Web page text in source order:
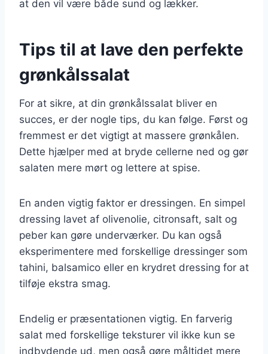
at den vil være både sund og lækker.
Tips til at lave den perfekte
grønkålssalat
For at sikre, at din grønkålssalat bliver en
succes, er der nogle tips, du kan følge. Først og
fremmest er det vigtigt at massere grønkålen.
Dette hjælper med at bryde cellerne ned og gør
salaten mere mørt og lettere at spise.
En anden vigtig faktor er dressingen. En simpel
dressing lavet af olivenolie, citronsaft, salt og
peber kan gøre underværker. Du kan også
eksperimentere med forskellige dressinger som
tahini, balsamico eller en krydret dressing for at
tilføje ekstra smag.
Endelig er præsentationen vigtig. En farverig
salat med forskellige teksturer vil ikke kun se
indbydende ud, men også gøre måltidet mere